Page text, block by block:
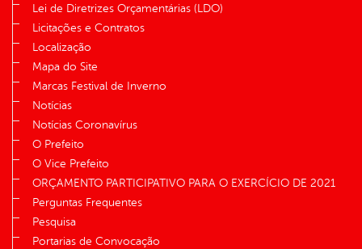
Lei de Diretrizes Orçamentárias (LDO)
Licitações e Contratos
Localização
Mapa do Site
Marcas Festival de Inverno
Notícias
Notícias Coronavírus
O Prefeito
O Vice Prefeito
ORÇAMENTO PARTICIPATIVO PARA O EXERCÍCIO DE 2021
Perguntas Frequentes
Pesquisa
Portarias de Convocação